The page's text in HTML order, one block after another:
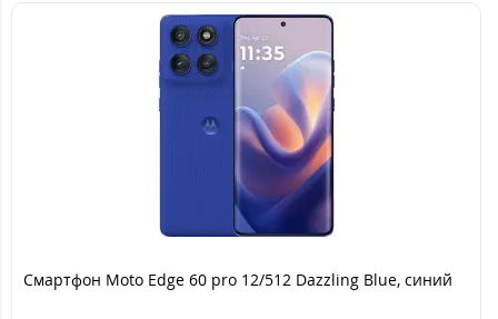
Смартфон Moto Edge 60 pro 12/512 Dazzling Blue, синий